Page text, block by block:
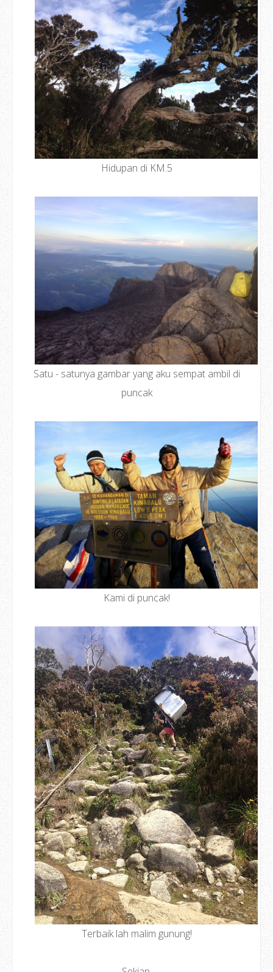
Hidupan di KM.5
Satu - satunya gambar yang aku sempat ambil di
puncak
Kami di puncak!
Terbaik lah malim gunung!